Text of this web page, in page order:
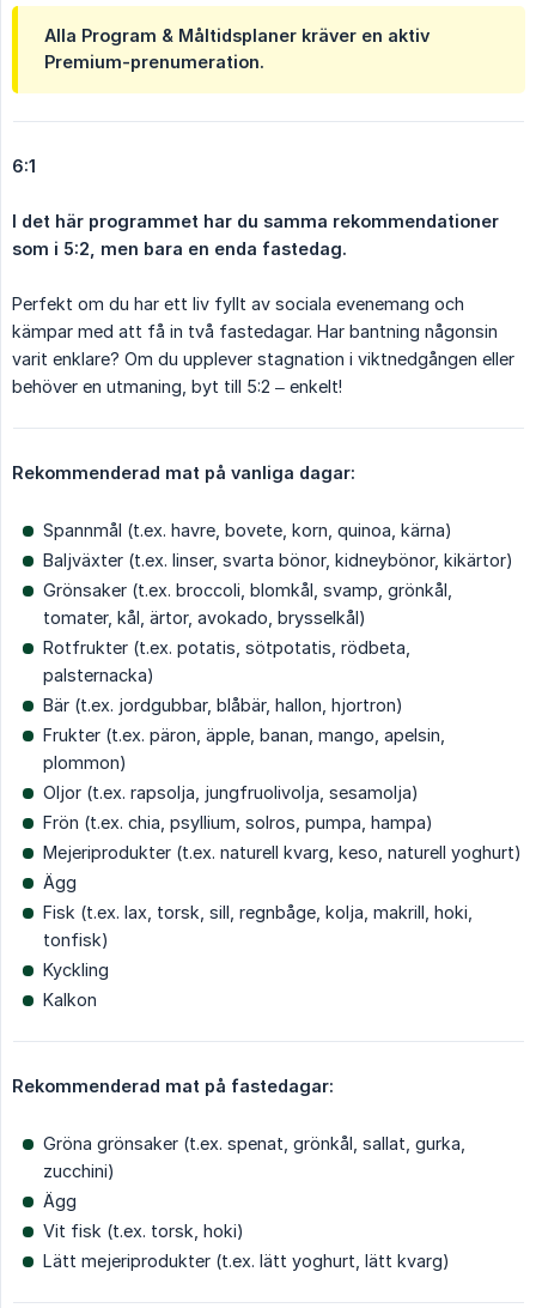
Alla Program & Måltidsplaner kräver en aktiv
Premium-prenumeration.
6:1
I det här programmet har du samma rekommendationer
som i 5:2, men bara en enda fastedag.
Perfekt om du har ett liv fyllt av sociala evenemang och
kämpar med att få in två fastedagar. Har bantning någonsin
varit enklare? Om du upplever stagnation i viktnedgången eller
behöver en utmaning, byt till 5:2 – enkelt!
Rekommenderad mat på vanliga dagar:
Spannmål (t.ex. havre, bovete, korn, quinoa, kärna)
Baljväxter (t.ex. linser, svarta bönor, kidneybönor, kikärtor)
Grönsaker (t.ex. broccoli, blomkål, svamp, grönkål,
tomater, kål, ärtor, avokado, brysselkål)
Rotfrukter (t.ex. potatis, sötpotatis, rödbeta,
palsternacka)
Bär (t.ex. jordgubbar, blåbär, hallon, hjortron)
Frukter (t.ex. päron, äpple, banan, mango, apelsin,
plommon)
Oljor (t.ex. rapsolja, jungfruolivolja, sesamolja)
Frön (t.ex. chia, psyllium, solros, pumpa, hampa)
Mejeriprodukter (t.ex. naturell kvarg, keso, naturell yoghurt)
Ägg
Fisk (t.ex. lax, torsk, sill, regnbåge, kolja, makrill, hoki,
tonfisk)
Kyckling
Kalkon
Rekommenderad mat på fastedagar:
Gröna grönsaker (t.ex. spenat, grönkål, sallat, gurka,
zucchini)
Ägg
Vit fisk (t.ex. torsk, hoki)
Lätt mejeriprodukter (t.ex. lätt yoghurt, lätt kvarg)